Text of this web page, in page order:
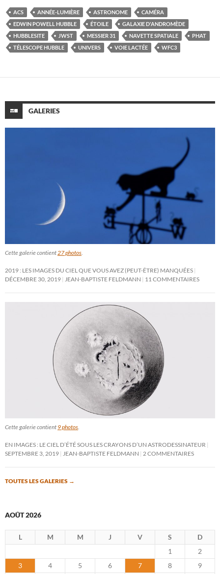
ACS ANNÉE-LUMIÈRE ASTRONOME
CAMÉRA
EDWIN POWELL HUBBLE
ÉTOILE
GALAXIE D'ANDROMÈDE
HUBBLESITE
JWST MESSIER 31 NAVETTE SPATIALE
PHAT
TÉLESCOPE HUBBLE
UNIVERS VOIE LACTÉE WFC3
GALERIES
Cette galerie contient27 photos.
2019 : LES IMAGES DU CIEL QUE VOUS AVEZ (PEUT-ÊTRE) MANQUÉES
DÉCEMBRE 30, 2019 JEAN-BAPTISTE FELDMANN 11 COMMENTAIRES
Cette galerie contient 9 photos.
EN IMAGES : LE CIEL D’ÉTÉ SOUS LES CRAYONS D’UN ASTRODESSINATEUR
SEPTEMBRE 3, 2019 JEAN-BAPTISTE FELDMANN 2 COMMENTAIRES
TOUTES LES GALERIES →
AOÛT 2026
L M M J V S
D
1
2
3
4 5 6 7 8
9